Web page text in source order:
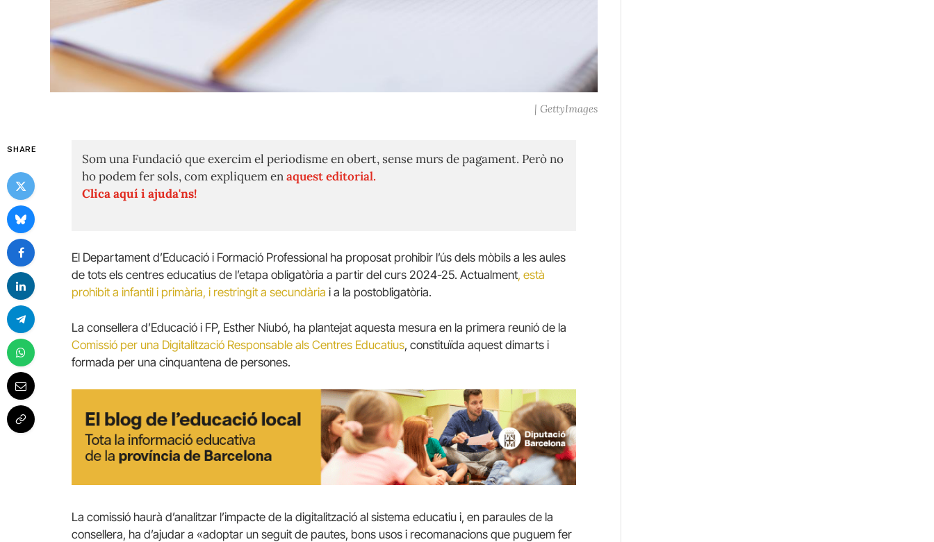
| GettyImages
SHARE
Som una Fundació que exercim el periodisme en obert, sense murs de pagament. Però no
ho podem fer sols, com expliquem enaquest editorial.
Clica aquí i ajuda'ns!
El Departament d’Educació i Formació Professional ha proposat prohibir l’ús dels mòbils a les aules
de tots els centres educatius de l’etapa obligatòria a partir del curs 2024-25. Actualment, està
prohibit a infantil i primària, i restringit a secundària i a la postobligatòria.
La consellera d’Educació i FP, Esther Niubó, ha plantejat aquesta mesura en la primera reunió de la
Comissió per una Digitalització Responsable als Centres Educatius, constituïda aquest dimarts i
formada per una cinquantena de persones.
La comissió haurà d’analitzar l’impacte de la digitalització al sistema educatiu i, en paraules de la
consellera, ha d’ajudar a «adoptar un seguit de pautes, bons usos i recomanacions que puguem fer